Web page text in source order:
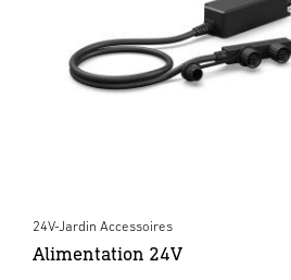
24V-Jardin Accessoires
Alimentation 24V